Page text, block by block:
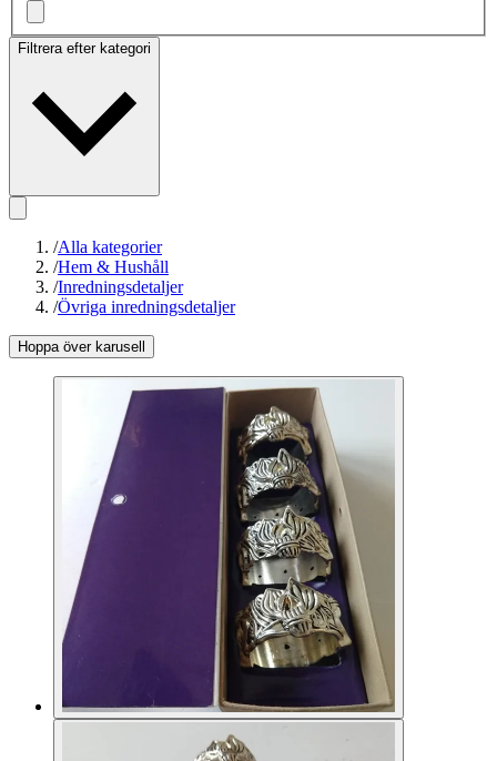
Filtrera efter kategori
/Alla kategorier
/Hem & Hushåll
/Inredningsdetaljer
/Övriga inredningsdetaljer
Hoppa över karusell